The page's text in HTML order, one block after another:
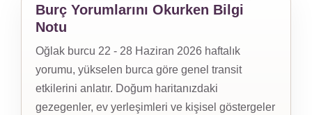
Burç Yorumlarını Okurken Bilgi
Notu
Oğlak burcu 22 - 28 Haziran 2026 haftalık
yorumu, yükselen burca göre genel transit
etkilerini anlatır. Doğum haritanızdaki
gezegenler, ev yerleşimleri ve kişisel göstergeler